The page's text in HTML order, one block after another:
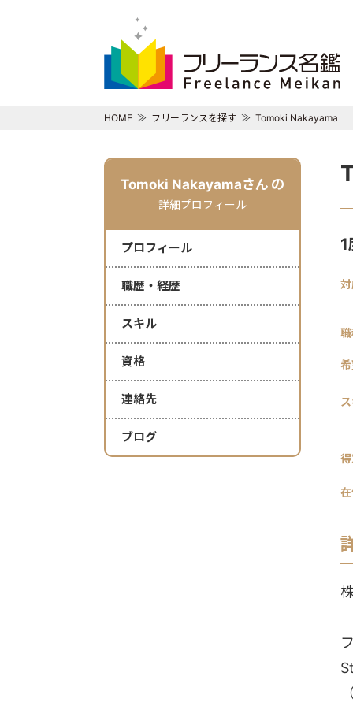
HOME フリーランスを探す Tomoki Nakayama
Tomoki Nakayamaさん の
詳細プロフィール
プロフィール
職歴・経歴
スキル
資格
連絡先
ブログ